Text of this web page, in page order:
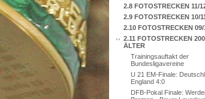
2.8 FOTOSTRECKEN 11/
2.9 FOTOSTRECKEN 10/
2.10 FOTOSTRECKEN 09/
2.11 FOTOSTRECKEN
ÄLTER
Trainingsauftakt der
Bundesligavereine
U 21 EM-Finale:
England 4:0
DFB-Pokal Finale: